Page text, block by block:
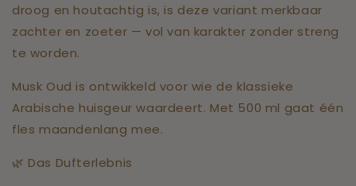
droog en houtachtig is, is deze variant merkbaar
zachter en zoeter — vol van karakter zonder streng
te worden.
Musk Oud is ontwikkeld voor wie de klassieke
Arabische huisgeur waardeert. Met 500 ml gaat één
fles maandenlang mee.
🌿 Das Dufterlebnis